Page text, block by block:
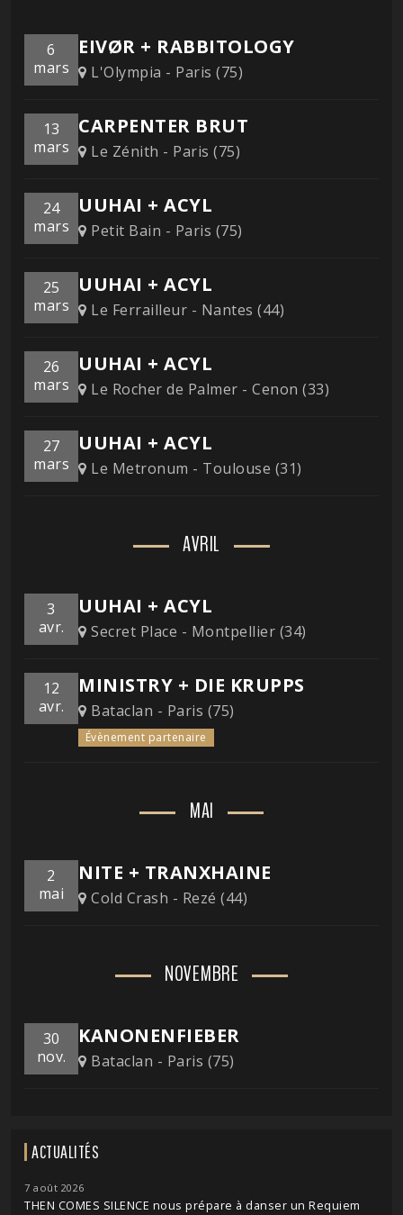
6
mars
EIVØR + RABBITOLOGY
L'Olympia - Paris (75)
13
mars
CARPENTER BRUT
Le Zénith - Paris (75)
24
mars
UUHAI + ACYL
Petit Bain - Paris (75)
25
mars
UUHAI + ACYL
Le Ferrailleur - Nantes (44)
26
mars
UUHAI + ACYL
Le Rocher de Palmer - Cenon (33)
27
mars
UUHAI + ACYL
Le Metronum - Toulouse (31)
AVRIL
3
avr.
UUHAI + ACYL
Secret Place - Montpellier (34)
12
avr.
MINISTRY + DIE KRUPPS
Bataclan - Paris (75)
Évènement partenaire
MAI
2
mai
NITE + TRANXHAINE
Cold Crash - Rezé (44)
NOVEMBRE
30
nov.
KANONENFIEBER
Bataclan - Paris (75)
ACTUALITÉS
7 août 2026
THEN COMES SILENCE nous prépare à danser un Requiem